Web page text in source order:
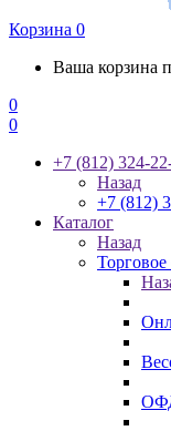
Корзина 0
Ваша корзина
0
0
+7 (812) 324-
Назад
+7 (812)
Каталог
Назад